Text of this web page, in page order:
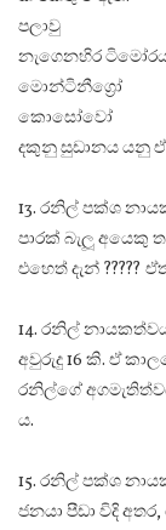
පලාවු
නැගෙනහිර
මොන්ටිනීග්‍රෝ
කොසෝවෝ
දකුනු සුඩානය යනු
13. රනිල් පක්ශ
පාරක් බැලූ අයෙකු
එහෙත් දැන් ?????
14. රනිල්
අවුරුදු 16 කි. ඒ
රනිල්ගේ
ය.
15. රනිල් පක්ශ
ජනයා පීඩා විදි